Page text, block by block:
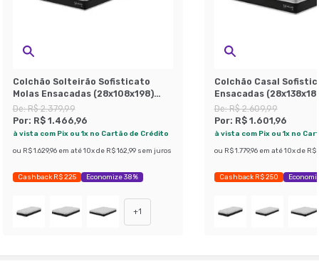
Colchão Solteirão Sofisticato
Molas Ensacadas (28x108x198)
Grafite e Branco
De:R$ 2.379,99
Por: R$ 1.466,96
à vista com Pix ou 1x no Cartão de Crédito
ou R$ 1.629,96 em até 10x de R$ 162,99 sem juros
Cashback R$ 225 Economize 38%
+1
Colchão Casal
Ensacadas
Branco
De:R$ 2.609,99
Por: R$ 1.601,96
à vista com Pix ou 1x no
ou R$ 1.779,96 em até 10x de R$
Cashback R$ 250